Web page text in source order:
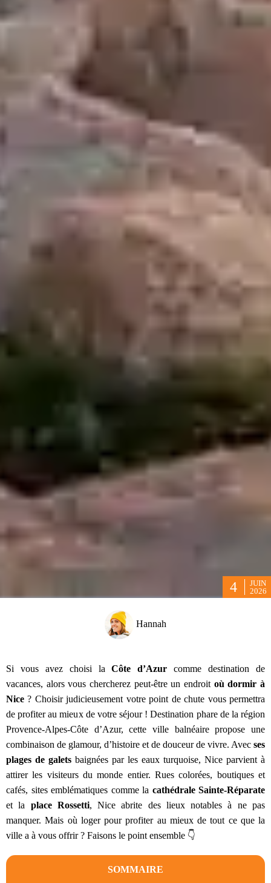
4
JUIN
2026
Hannah
Si vous avez choisi laCôte d’Azurcomme destination de
vacances, alors vous chercherez peut-être un endroit où dormir à
Nice ? Choisir judicieusement votre point de chute vous permettra
de profiter au mieux de votre séjour ! Destination phare de la région
Provence-Alpes-Côte d’Azur, cette ville balnéaire propose une
combinaison de glamour, d’histoire et de douceur de vivre. Avec ses
plages de galets baignées par les eaux turquoise, Nice parvient à
attirer les visiteurs du monde entier. Rues colorées, boutiques et
cafés, sites emblématiques comme la cathédrale Sainte-Réparate
et la place Rossetti, Nice abrite des lieux notables à ne pas
manquer. Mais où loger pour profiter au mieux de tout ce que la
ville a à vous offrir ? Faisons le point ensemble 👇
SOMMAIRE